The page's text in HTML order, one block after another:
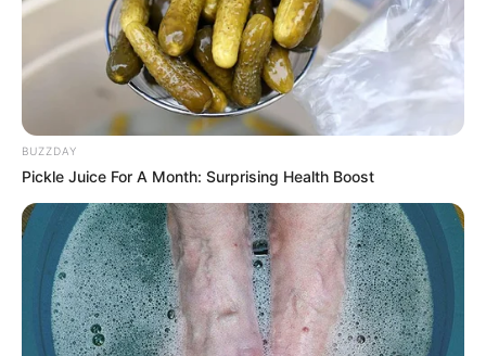
Ekoloqdan ekoloji bərpa ilə bağlıMÜHÜM
AÇIQLAMA: Hansı hallarda müdaxilə
qaçılmazdır?
BUZZDAY
Pickle Juice For A Month: Surprising Health Boost